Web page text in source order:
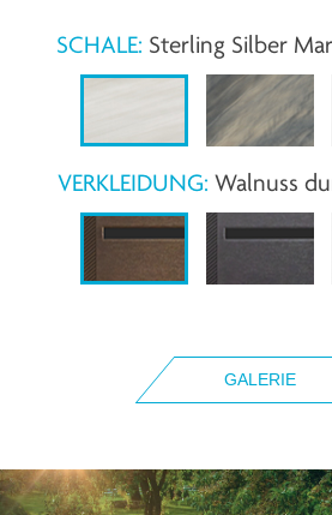
SCHALE: Sterling Silber
VERKLEIDUNG: Walnuss
GALERIE